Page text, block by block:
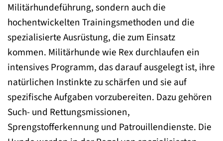
Militärhundeführung, sondern auch die
hochentwickelten Trainingsmethoden und die
spezialisierte Ausrüstung, die zum Einsatz
kommen. Militärhunde wie Rex durchlaufen ein
intensives Programm, das darauf ausgelegt ist, ihre
natürlichen Instinkte zu schärfen und sie auf
spezifische Aufgaben vorzubereiten. Dazu gehören
Such- und Rettungsmissionen,
Sprengstofferkennung und Patrouillendienste. Die